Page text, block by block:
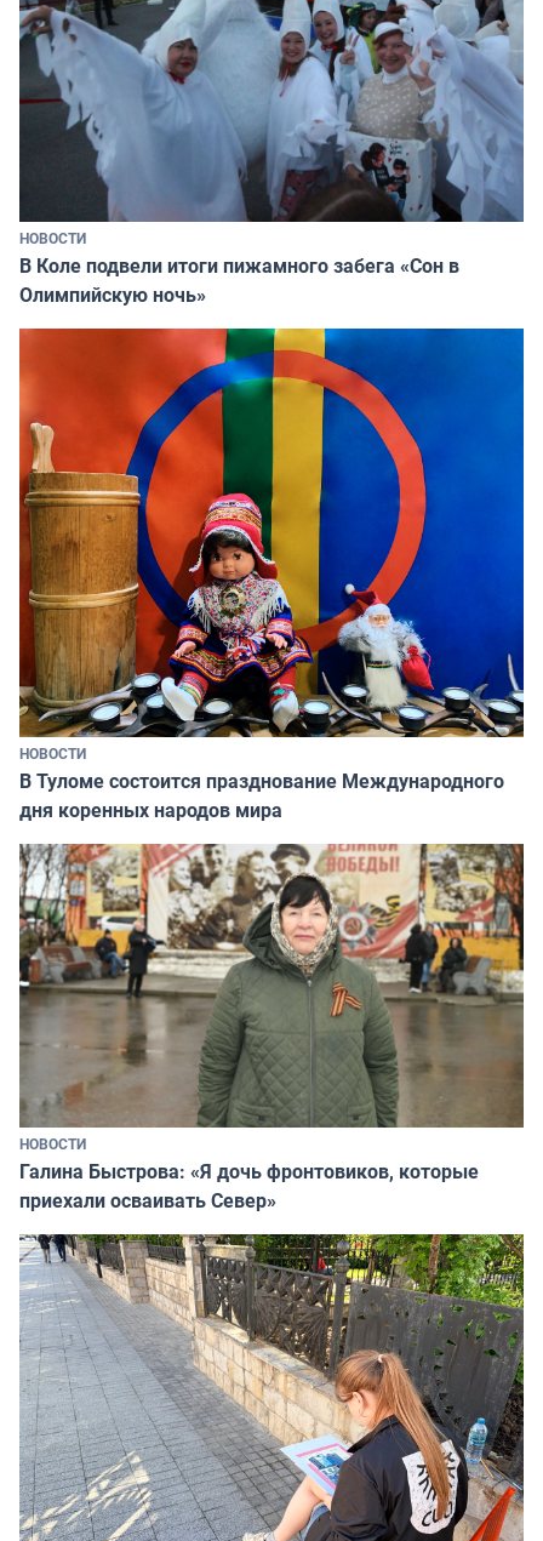
НОВОСТИ
В Коле подвели итоги пижамного забега «Сон в
Олимпийскую ночь»
НОВОСТИ
В Туломе состоится празднование Международного
дня коренных народов мира
НОВОСТИ
Галина Быстрова: «Я дочь фронтовиков, которые
приехали осваивать Север»